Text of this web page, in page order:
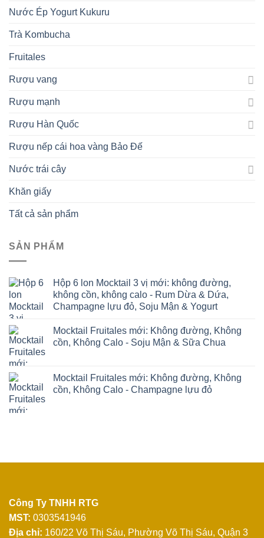
Nước Ép Yogurt Kukuru
Trà Kombucha
Fruitales
Rượu vang
Rượu mạnh
Rượu Hàn Quốc
Rượu nếp cái hoa vàng Bảo Đế
Nước trái cây
Khăn giấy
Tất cả sản phẩm
SẢN PHẨM
Hộp 6 lon Mocktail 3 vị mới: không đường,
không cồn, không calo - Rum Dừa & Dứa,
Champagne lựu đỏ, Soju Mận & Yogurt
Mocktail Fruitales mới: Không đường, Không
cồn, Không Calo - Soju Mận & Sữa Chua
Mocktail Fruitales mới: Không đường, Không
cồn, Không Calo - Champagne lựu đỏ
Công Ty TNHH RTG
MST: 0303541946
Địa chỉ: 160/22 Võ Thị Sáu, Phường Võ Thị Sáu, Quận 3